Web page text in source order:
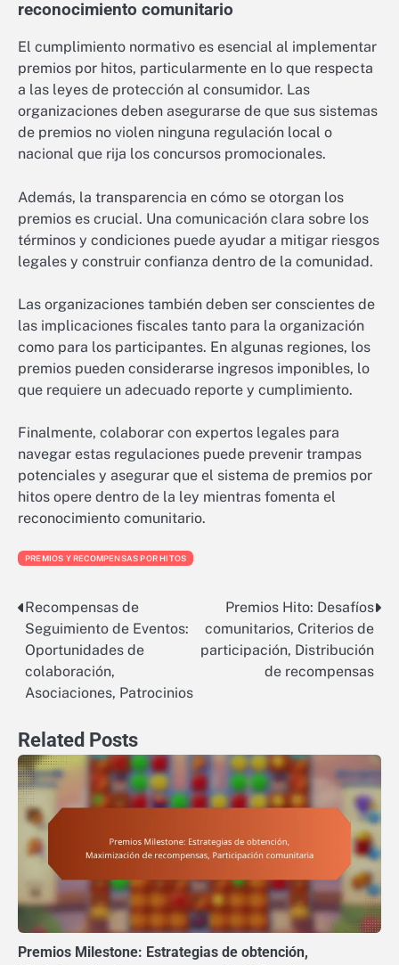
reconocimiento comunitario
El cumplimiento normativo es esencial al implementar
premios por hitos, particularmente en lo que respecta
a las leyes de protección al consumidor. Las
organizaciones deben asegurarse de que sus sistemas
de premios no violen ninguna regulación local o
nacional que rija los concursos promocionales.
Además, la transparencia en cómo se otorgan los
premios es crucial. Una comunicación clara sobre los
términos y condiciones puede ayudar a mitigar riesgos
legales y construir confianza dentro de la comunidad.
Las organizaciones también deben ser conscientes de
las implicaciones fiscales tanto para la organización
como para los participantes. En algunas regiones, los
premios pueden considerarse ingresos imponibles, lo
que requiere un adecuado reporte y cumplimiento.
Finalmente, colaborar con expertos legales para
navegar estas regulaciones puede prevenir trampas
potenciales y asegurar que el sistema de premios por
hitos opere dentro de la ley mientras fomenta el
reconocimiento comunitario.
PREMIOS Y RECOMPENSAS POR HITOS
Post
navigation
Recompensas de
Seguimiento de Eventos:
Oportunidades de
colaboración,
Asociaciones, Patrocinios
Premios Hito: Desafíos
comunitarios, Criterios de
participación, Distribución
de recompensas
Related Posts
Premios Milestone: Estrategias de obtención,